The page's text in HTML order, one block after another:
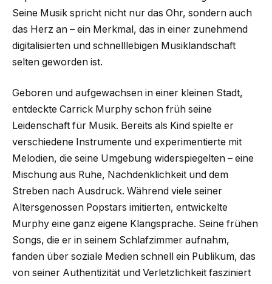
Seine Musik spricht nicht nur das Ohr, sondern auch
das Herz an – ein Merkmal, das in einer zunehmend
digitalisierten und schnelllebigen Musiklandschaft
selten geworden ist.
Geboren und aufgewachsen in einer kleinen Stadt,
entdeckte Carrick Murphy schon früh seine
Leidenschaft für Musik. Bereits als Kind spielte er
verschiedene Instrumente und experimentierte mit
Melodien, die seine Umgebung widerspiegelten – eine
Mischung aus Ruhe, Nachdenklichkeit und dem
Streben nach Ausdruck. Während viele seiner
Altersgenossen Popstars imitierten, entwickelte
Murphy eine ganz eigene Klangsprache. Seine frühen
Songs, die er in seinem Schlafzimmer aufnahm,
fanden über soziale Medien schnell ein Publikum, das
von seiner Authentizität und Verletzlichkeit fasziniert